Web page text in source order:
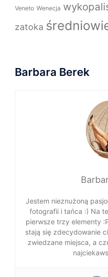
Veneto Wenecja
zatoka
Barbara Berek
Jestem nieznużoną
fotografii i tańca :) Na
pierwsze trzy elementy
stają się zdecydowanie
zwiedzane miejsca, a